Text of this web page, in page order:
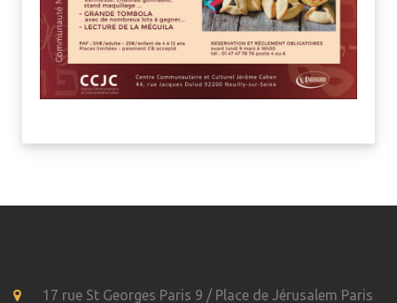
17 rue St Georges Paris 9 / Place de Jérusalem Paris